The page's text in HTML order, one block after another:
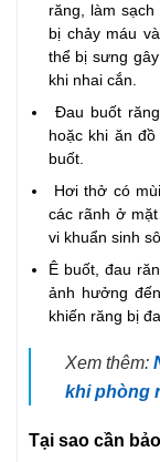
răng, làm
bị chảy máu
thể bị sưng
khi nhai cắn.
Đau buốt
hoặc khi ăn
buốt.
Hơi thở có
các rãnh ở
vi khuẩn sinh
Ê buốt, đau
ảnh hưởng
khiến răng bị
Xem thêm:
khi phòng
Tại sao cần